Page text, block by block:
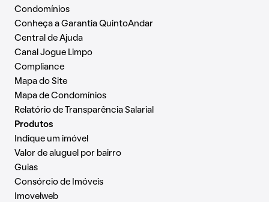
Condomínios
Conheça a Garantia QuintoAndar
Central de Ajuda
Canal Jogue Limpo
Compliance
Mapa do Site
Mapa de Condomínios
Relatório de Transparência Salarial
Produtos
Indique um imóvel
Valor de aluguel por bairro
Guias
Consórcio de Imóveis
Imovelweb